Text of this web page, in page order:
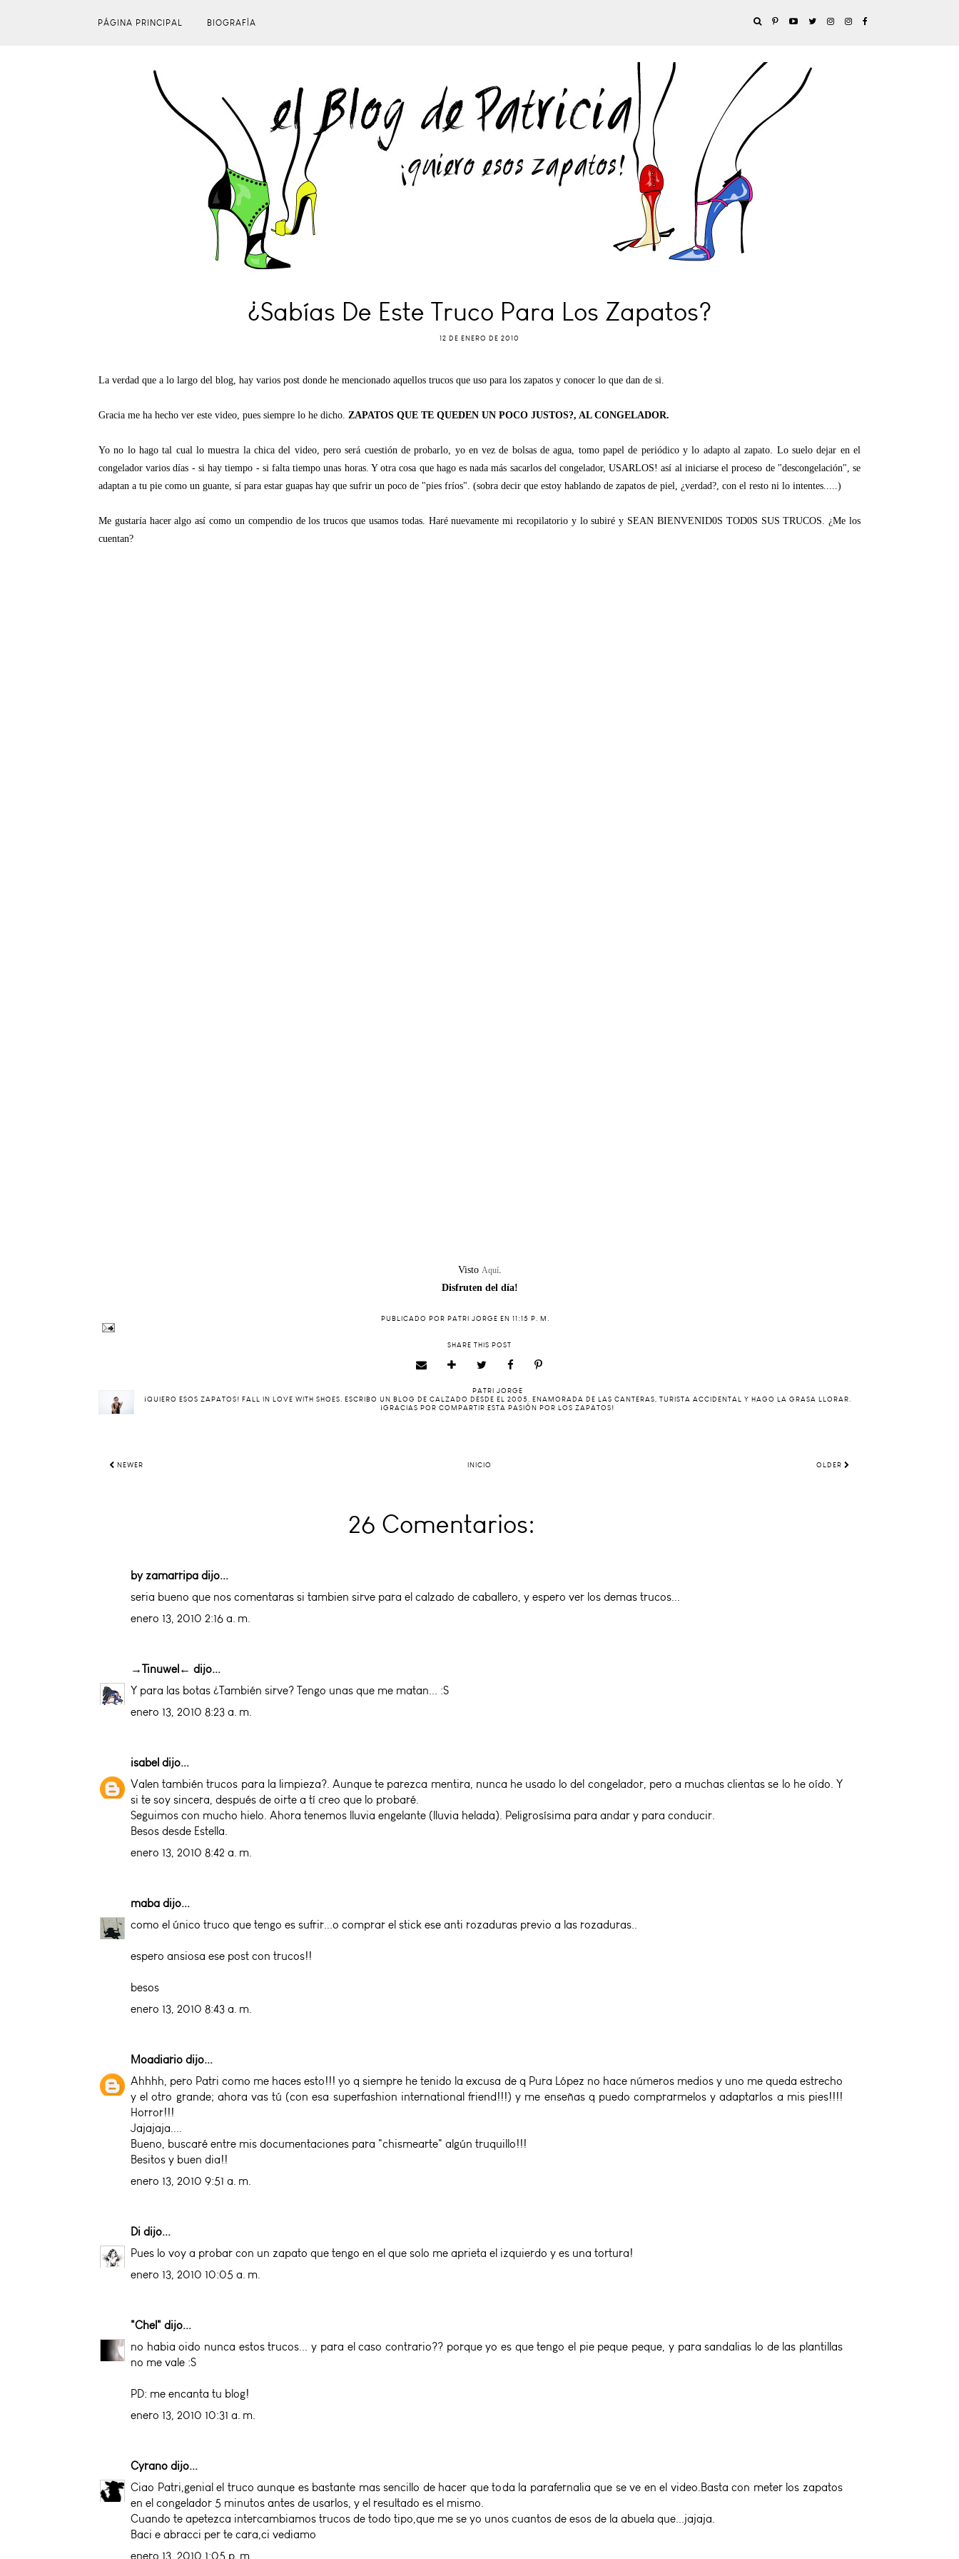
PÁGINA PRINCIPAL BIOGRAFÍA
¿Sabías De Este Truco Para Los Zapatos?
12 DE ENERO DE 2010
La verdad que a lo largo del blog, hay varios post donde he mencionado aquellos trucos que uso para los zapatos y conocer lo que dan de si.
Gracia me ha hecho ver este video, pues siempre lo he dicho. ZAPATOS QUE TE QUEDEN UN POCO JUSTOS?, AL CONGELADOR.
Yo no lo hago tal cual lo muestra la chica del video, pero será cuestión de probarlo, yo en vez de bolsas de agua, tomo papel de periódico y lo adapto al zapato. Lo suelo dejar en el
congelador varios días - si hay tiempo - si falta tiempo unas horas. Y otra cosa que hago es nada más sacarlos del congelador, USARLOS! así al iniciarse el proceso de "descongelación", se
adaptan a tu pie como un guante, sí para estar guapas hay que sufrir un poco de "pies fríos". (sobra decir que estoy hablando de zapatos de piel, ¿verdad?, con el resto ni lo intentes.....)
Me gustaría hacer algo así como un compendio de los trucos que usamos todas. Haré nuevamente mi recopilatorio y lo subiré y SEAN BIENVENID0S TOD0S SUS TRUCOS. ¿Me los
cuentan?
Visto Aquí.
Disfruten del día!
PUBLICADO POR PATRI JORGE EN 11:15 P. M.
SHARE THIS POST
PATRI JORGE
¡QUIERO ESOS ZAPATOS! FALL IN LOVE WITH SHOES. ESCRIBO UN BLOG DE CALZADO DESDE EL 2005. ENAMORADA DE LAS CANTERAS, TURISTA ACCIDENTAL Y HAGO LA GRASA LLORAR.
¡GRACIAS POR COMPARTIR ESTA PASIÓN POR LOS ZAPATOS!
NEWER INICIO OLDER
26 Comentarios:
by zamarripa dijo...
seria bueno que nos comentaras si tambien sirve para el calzado de caballero, y espero ver los demas trucos...
enero 13, 2010 2:16 a. m.
→Tinuwel← dijo...
Y para las botas ¿También sirve? Tengo unas que me matan... :S
enero 13, 2010 8:23 a. m.
isabel dijo...
Valen también trucos para la limpieza?. Aunque te parezca mentira, nunca he usado lo del congelador, pero a muchas clientas se lo he oído. Y
si te soy sincera, después de oirte a tí creo que lo probaré.
Seguimos con mucho hielo. Ahora tenemos lluvia engelante (lluvia helada). Peligrosísima para andar y para conducir.
Besos desde Estella.
enero 13, 2010 8:42 a. m.
maba dijo...
como el único truco que tengo es sufrir...o comprar el stick ese anti rozaduras previo a las rozaduras..
espero ansiosa ese post con trucos!!
besos
enero 13, 2010 8:43 a. m.
Moadiario dijo...
Ahhhh, pero Patri como me haces esto!!! yo q siempre he tenido la excusa de q Pura López no hace números medios y uno me queda estrecho
y el otro grande; ahora vas tú (con esa superfashion international friend!!!) y me enseñas q puedo comprarmelos y adaptarlos a mis pies!!!!
Horror!!!
Jajajaja....
Bueno, buscaré entre mis documentaciones para "chismearte" algún truquillo!!!
Besitos y buen dia!!
enero 13, 2010 9:51 a. m.
Di dijo...
Pues lo voy a probar con un zapato que tengo en el que solo me aprieta el izquierdo y es una tortura!
enero 13, 2010 10:05 a. m.
"Chel" dijo...
no habia oido nunca estos trucos... y para el caso contrario?? porque yo es que tengo el pie peque peque, y para sandalias lo de las plantillas
no me vale :S
PD: me encanta tu blog!
enero 13, 2010 10:31 a. m.
Cyrano dijo...
Ciao Patri,genial el truco aunque es bastante mas sencillo de hacer que toda la parafernalia que se ve en el video.Basta con meter los zapatos
en el congelador 5 minutos antes de usarlos, y el resultado es el mismo.
Cuando te apetezca intercambiamos trucos de todo tipo,que me se yo unos cuantos de esos de la abuela que...jajaja.
Baci e abracci per te cara,ci vediamo
enero 13, 2010 1:05 p. m.